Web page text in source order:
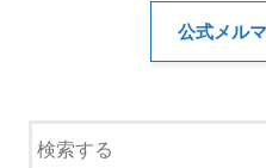
公式メル